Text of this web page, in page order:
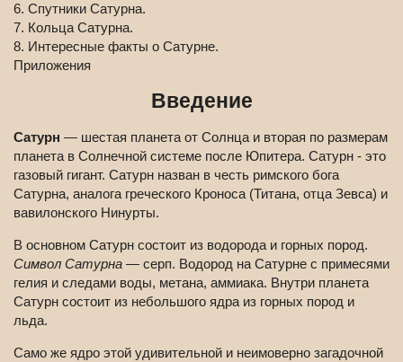
6. Спутники Сатурна.
7. Кольца Сатурна.
8. Интересные факты о Сатурне.
Приложения
Введение
Сатурн — шестая планета от Солнца и вторая по размерам
планета в Солнечной системе после Юпитера. Сатурн - это
газовый гигант. Сатурн назван в честь римского бога
Сатурна, аналога греческого Кроноса (Титана, отца Зевса) и
вавилонского Нинурты.
В основном Сатурн состоит из водорода и горных пород.
Символ Сатурна — серп. Водород на Сатурне с примесями
гелия и следами воды, метана, аммиака. Внутри планета
Сатурн состоит из небольшого ядра из горных пород и
льда.
Само же ядро этой удивительной и неимоверно загадочной